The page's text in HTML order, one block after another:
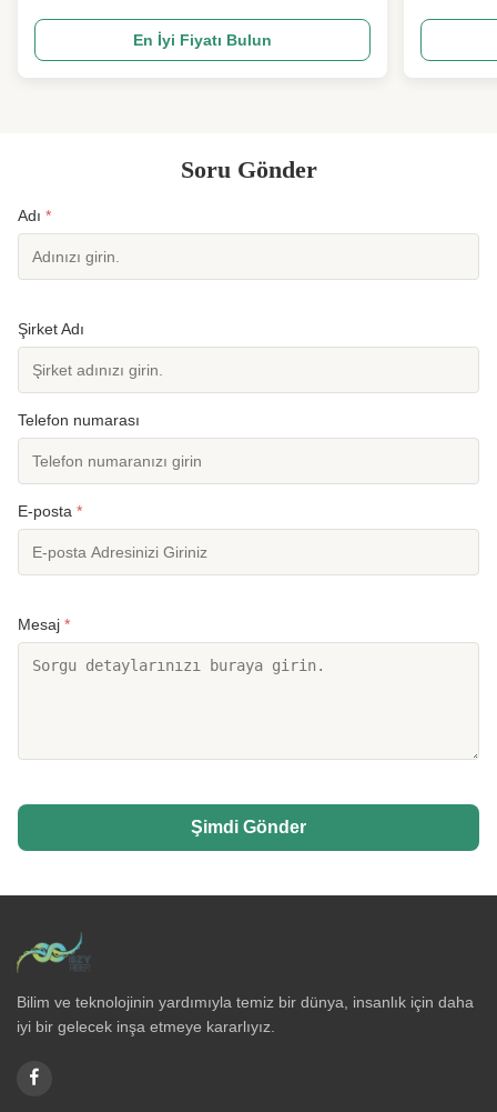
tasarlanmış en kaliteli yenilenmiş selüloz lifidir.ve
dokunulmamış üretimPamuk yumuşaklığı, ipek
perde ve olağanüstü nefes alıcılığı birleştiren bu
En İyi Fiyatı Bulun
ve
lifdir.Bu
Soru Gönder
Adı *
Şirket Adı
Telefon numarası
E-posta *
Mesaj *
Şimdi Gönder
Bilim ve teknolojinin yardımıyla temiz bir dünya, insanlık için daha
iyi bir gelecek inşa etmeye kararlıyız.